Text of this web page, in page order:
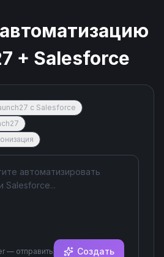
+ Salesforce
с Salesforce
— отправить Создать